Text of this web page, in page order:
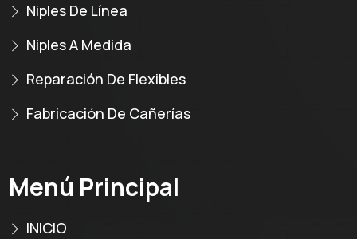
Niples De Línea
Niples A Medida
Reparación De Flexibles
Fabricación De Cañerías
Menú Principal
INICIO